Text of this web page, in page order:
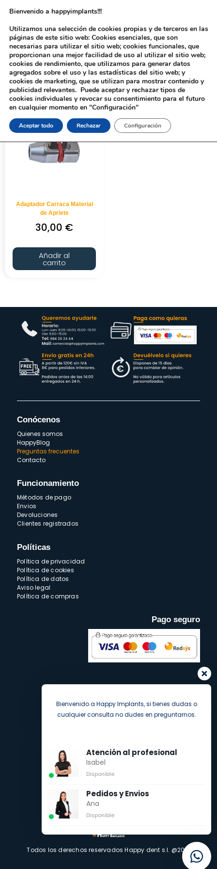
Inicio/Implantología/Aditamentos Analógicos/ Adaptador Carraca
Adaptador Carraca Material
de Apriete
30,00 €
Añadir al
carrito
Conócenos
Quienes somos
HappyBlog
Preguntas frecuentes
Contacto
Funcionamiento
Métodos de pago
Envios
Devoluciones
Clientes registrados
Políticas
Política de privacidad
Política de cookies
Política de datos
Aviso legal
Política de compras
Pago seguro
Todos los derechos reservados Happy dent s.l. @2021
Bienvenido a happyimplants!!!
Utilizamos una selección de cookies propias y de terceros en las
páginas de este sitio web: Cookies esenciales, que son
necesarias para utilizar el sitio web; cookies funcionales, que
proporcionan una mejor facilidad de uso al utilizar el sitio web;
cookies de rendimiento, que utilizamos para generar datos
agregados sobre el uso y las estadísticas del sitio web; y
cookies de marketing, que se utilizan para mostrar contenido y
publicidad relevantes. Puede aceptar y rechazar tipos de
cookies individuales y revocar su consentimiento para el futuro
en cualquier momento en "Configuración"
Aceptar todo Rechazar Configuración
Bienvenido a Happy Implants, si tienes dudas o
cualquier consulta no dudes en preguntarnos.
Atención al profesional
Isabel
Disponible
Pedidos y Envios
Ana
Disponible